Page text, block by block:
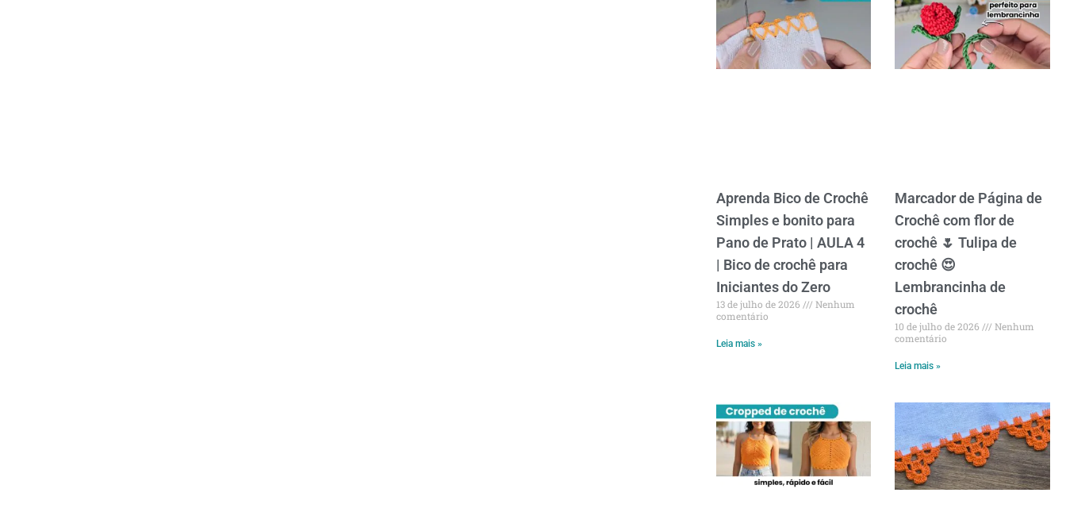
Aprenda Bico de Crochê
Simples e bonito para
Pano de Prato | AULA 4
| Bico de crochê para
Iniciantes do Zero
13 de julho de 2026
Nenhum
comentário
Leia mais »
Marcador de Página de
Crochê com flor de
crochê 🌷 Tulipa de
crochê 😍
Lembrancinha de
crochê
10 de julho de 2026
Nenhum
comentário
Leia mais »